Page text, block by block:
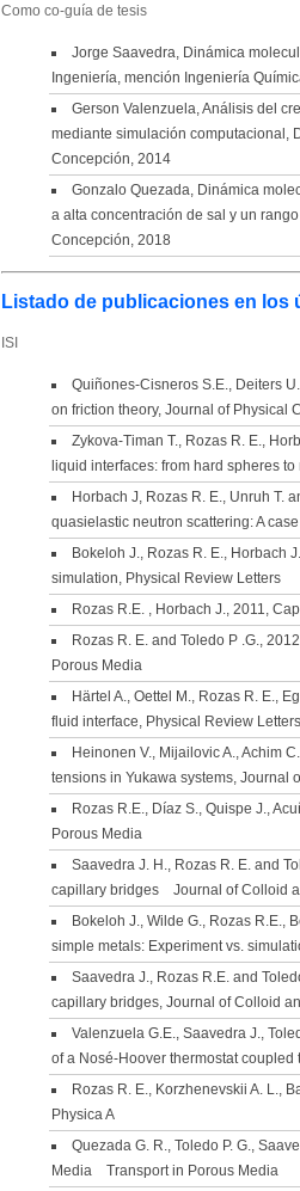
Como co-guía de tesis
Jorge Saavedra, Dinámica
Ingeniería, mención Ingeniería
Gerson Valenzuela, Análisis del
mediante simulación computacional,
Concepción, 2014
Gonzalo Quezada, Dinámica
a alta concentración de sal y un
Concepción, 2018
Listado de publicaciones en los
ISI
Quiñones-Cisneros S.E., Deiters
on friction theory, Journal of Physical
Zykova-Timan T., Rozas R. E.,
liquid interfaces: from hard spheres
Horbach J, Rozas R. E., Unruh T.
quasielastic neutron scattering: A
Bokeloh J., Rozas R. E., Horbach
simulation, Physical Review Letters
Rozas R.E. , Horbach J., 2011,
Rozas R. E. and Toledo P .G.,
Porous Media
Härtel A., Oettel M., Rozas R. E.,
fluid interface, Physical Review Letters
Heinonen V., Mijailovic A., Achim
tensions in Yukawa systems, Journal
Rozas R.E., Díaz S., Quispe J.,
Porous Media
Saavedra J. H., Rozas R. E. and
capillary bridges Journal of Colloid
Bokeloh J., Wilde G., Rozas R.E.,
simple metals: Experiment vs.
Saavedra J., Rozas R.E. and
capillary bridges, Journal of Colloid
Valenzuela G.E., Saavedra J.,
of a Nosé-Hoover thermostat
Rozas R. E., Korzhenevskii A. L.,
Physica A
Quezada G. R., Toledo P. G.,
Media Transport in Porous Media